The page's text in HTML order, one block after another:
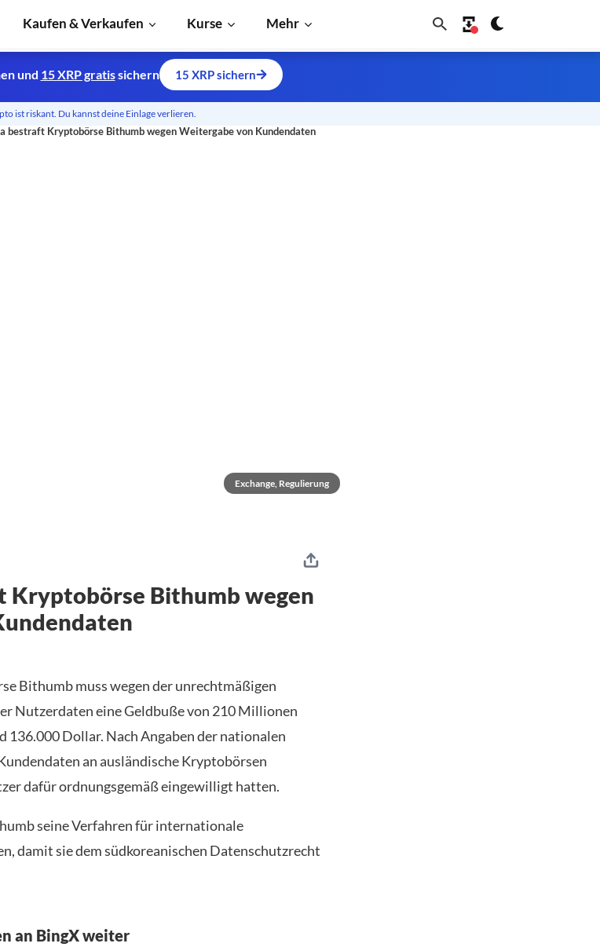
Kaufen & Verkaufen Kurse Mehr
bestraft Kryptobörse Bithumb wegen Weitergabe von Kundendaten
Exchange, Regulierung
und 15 XRP gratissichern 15 XRP sichern
ist riskant. Du kannst deine Einlage verlieren.
Kryptobörse Bithumb wegen
Bithumb muss wegen der unrechtmäßigen
Nutzerdaten eine Geldbuße von 210 Millionen
136.000 Dollar. Nach Angaben der nationalen
an ausländische Kryptobörsen
dafür ordnungsgemäß eingewilligt hatten.
seine Verfahren für internationale
damit sie dem südkoreanischen Datenschutzrecht
an BingX weiter